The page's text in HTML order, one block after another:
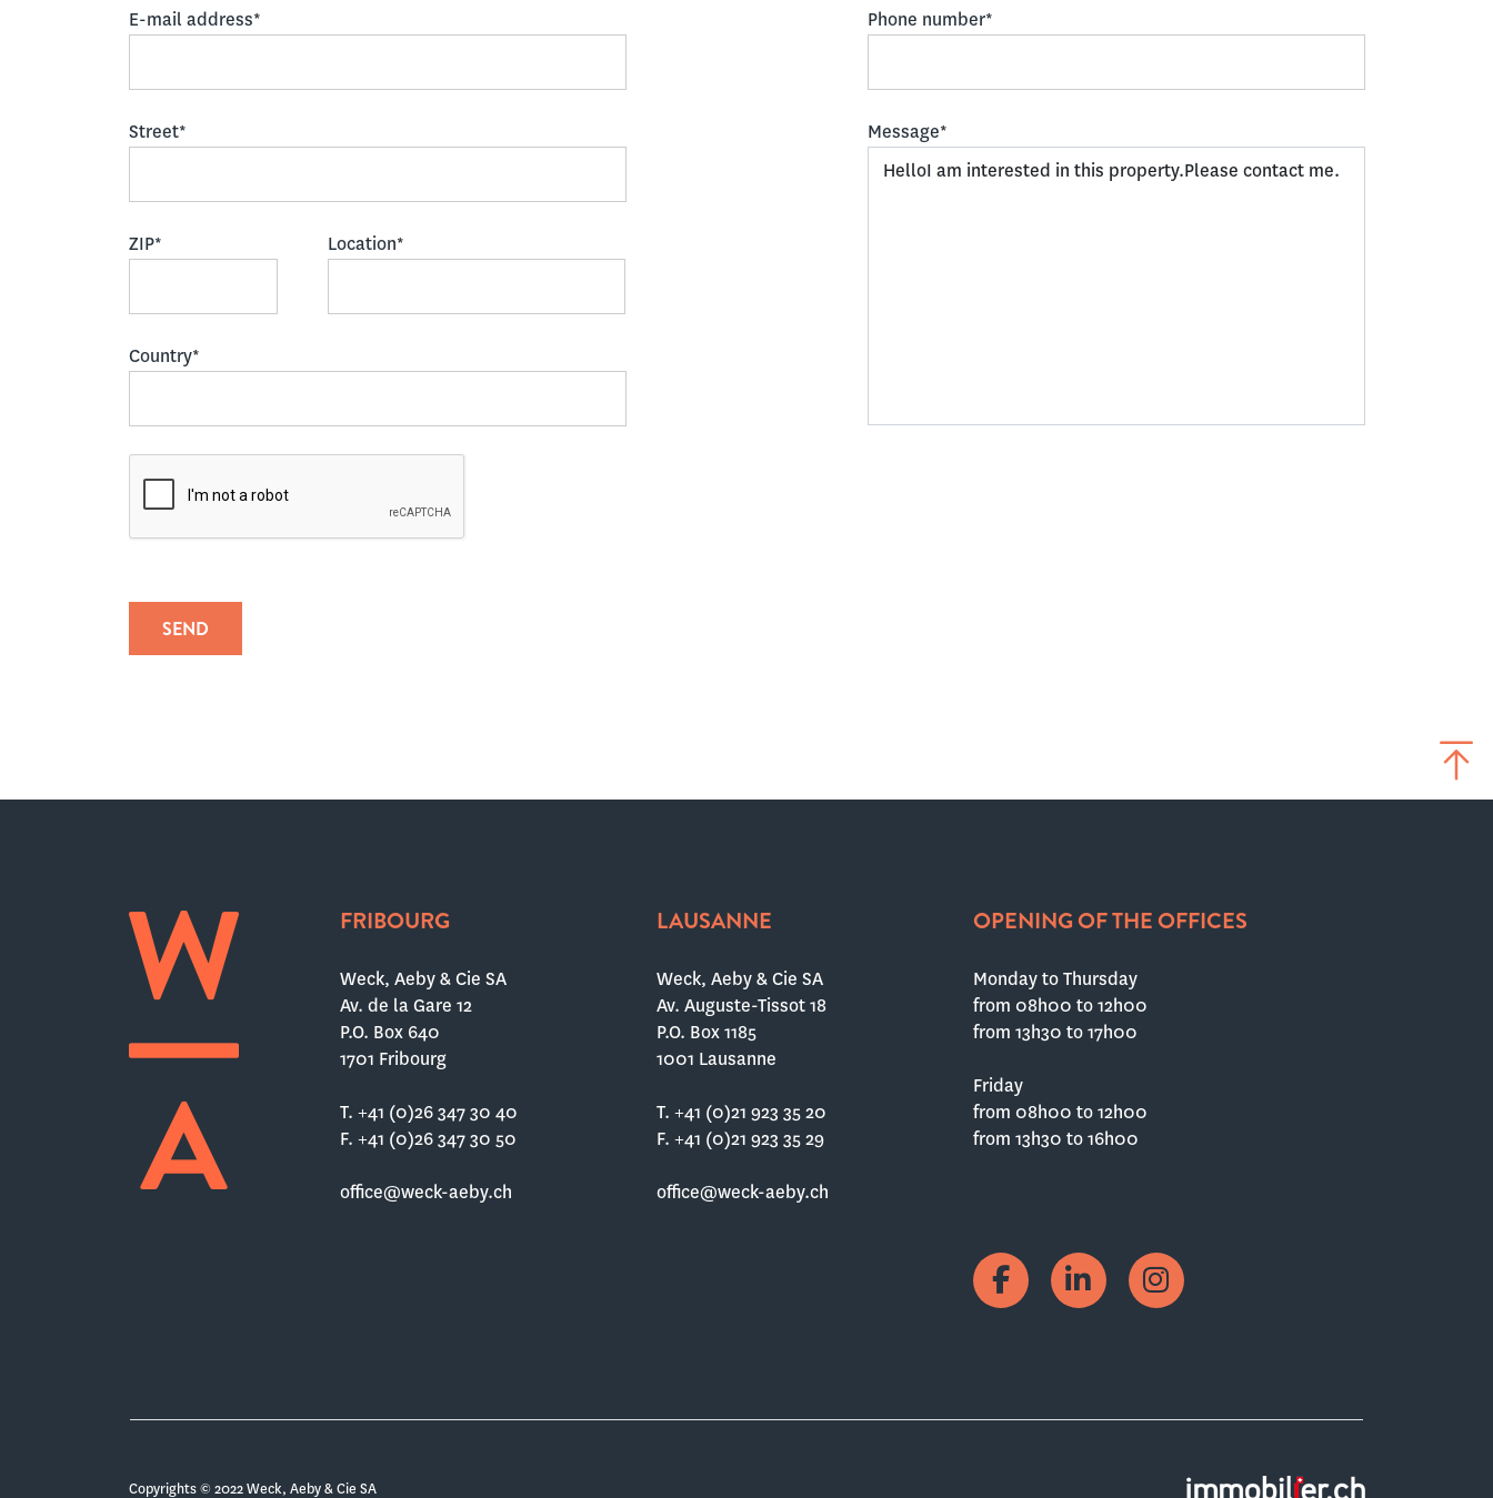
E-mail address* Phone number*
Street*
ZIP* Location*
Country*
Message*
FRIBOURG
Weck, Aeby & Cie SA
Av. de la Gare 12
P.O. Box 640
1701 Fribourg
T. +41 (0)26 347 30 40
F. +41 (0)26 347 30 50
office@weck-aeby.ch
LAUSANNE
Weck, Aeby & Cie SA
Av. Auguste-Tissot 18
P.O. Box 1185
1001 Lausanne
T. +41 (0)21 923 35 20
F. +41 (0)21 923 35 29
office@weck-aeby.ch
OPENING OF THE OFFICES
Monday to Thursday
from 08h00 to 12h00
from 13h30 to 17h00
Friday
from 08h00 to 12h00
from 13h30 to 16h00
Copyrights © 2022 Weck, Aeby & Cie SA